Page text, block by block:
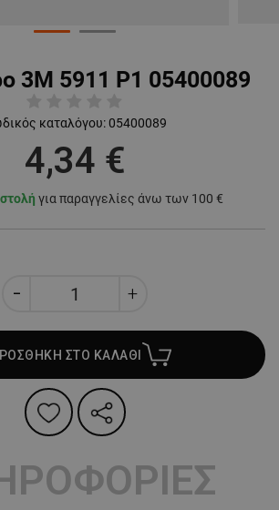
3M 5911 P1 05400089
καταλόγου: 05400089
4,34 €
για παραγγελίες άνω των 100 €
ΣΤΟ ΚΑΛΑΘΙ